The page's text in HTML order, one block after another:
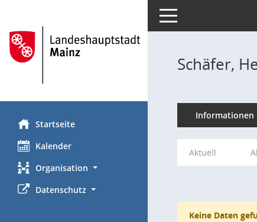
Startseite
Kalender
Organisation
Datenschutz
Toggle navigation
Schäfer,
Informationen
Aktuell
Keine Daten